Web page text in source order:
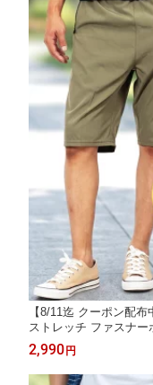
【8/11迄 クーポン配
ストレッチ ファスナー
速乾 カジュアル イー
キ M L LL 夏 ショーツ
2,990円